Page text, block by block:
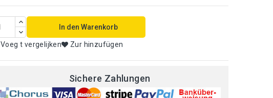
In den Warenkorb
Voeg t vergelijken Zur hinzufügen
Sichere Zahlungen